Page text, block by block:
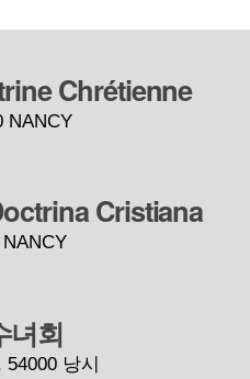
Chrétienne
NANCY
Cristiana
녀회
낭시